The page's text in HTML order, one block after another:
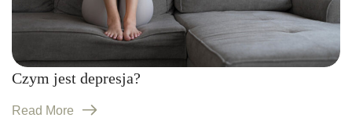
Czym jest depresja?
Read More